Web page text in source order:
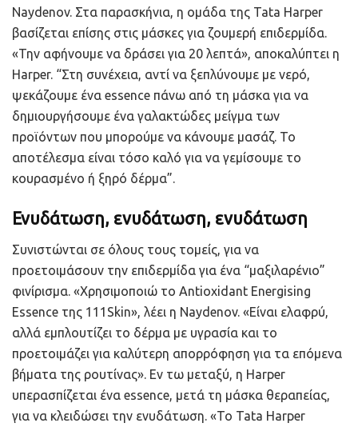
Naydenov. Στα παρασκήνια, η ομάδα της Tata Harper
βασίζεται επίσης στις μάσκες για ζουμερή επιδερμίδα.
«Την αφήνουμε να δράσει για 20 λεπτά», αποκαλύπτει η
Harper. “Στη συνέχεια, αντί να ξεπλύνουμε με νερό,
ψεκάζουμε ένα essence πάνω από τη μάσκα για να
δημιουργήσουμε ένα γαλακτώδες μείγμα των
προϊόντων που μπορούμε να κάνουμε μασάζ. Το
αποτέλεσμα είναι τόσο καλό για να γεμίσουμε το
κουρασμένο ή ξηρό δέρμα”.
Ενυδάτωση, ενυδάτωση, ενυδάτωση
Συνιστώνται σε όλους τους τομείς, για να
προετοιμάσουν την επιδερμίδα για ένα “μαξιλαρένιο”
φινίρισμα. «Χρησιμοποιώ το Antioxidant Energising
Essence της 111Skin», λέει η Naydenov. «Είναι ελαφρύ,
αλλά εμπλουτίζει το δέρμα με υγρασία και το
προετοιμάζει για καλύτερη απορρόφηση για τα επόμενα
βήματα της ρουτίνας». Εν τω μεταξύ, η Harper
υπερασπίζεται ένα essence, μετά τη μάσκα θεραπείας,
για να κλειδώσει την ενυδάτωση. «Το Tata Harper